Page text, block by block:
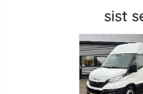
sist